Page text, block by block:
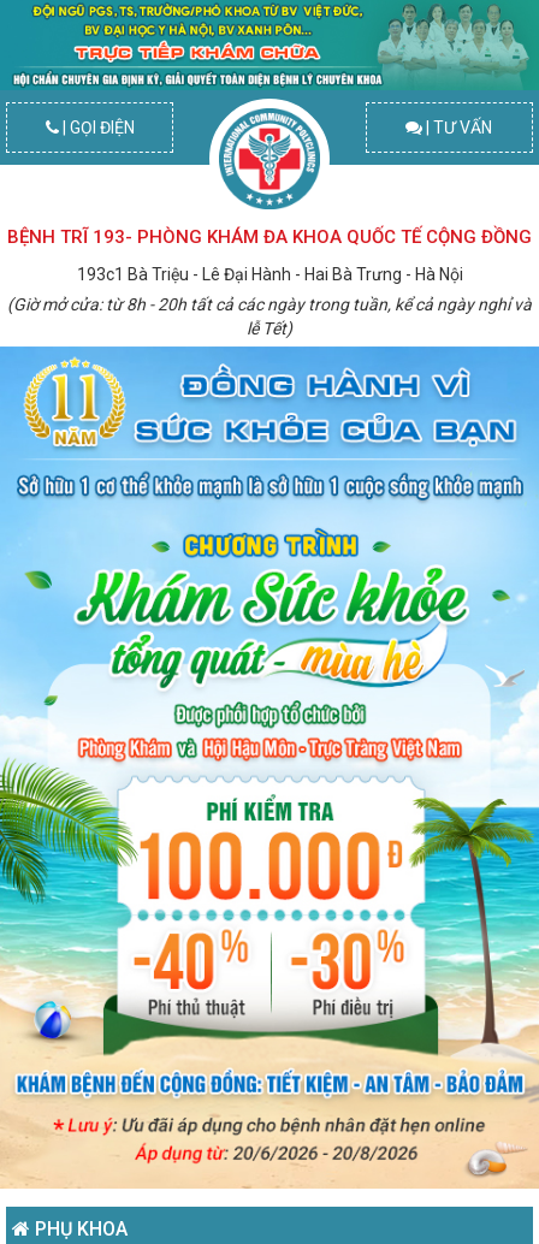
| GỌI ĐIỆN | TƯ VẤN
BỆNH TRĨ 193- PHÒNG KHÁM ĐA KHOA QUỐC TẾ CỘNG ĐỒNG
193c1 Bà Triệu - Lê Đại Hành - Hai Bà Trưng - Hà Nội
(Giờ mở cửa: từ 8h - 20h tất cả các ngày trong tuần, kể cả ngày nghỉ và
lễ Tết)
PHỤ KHOA